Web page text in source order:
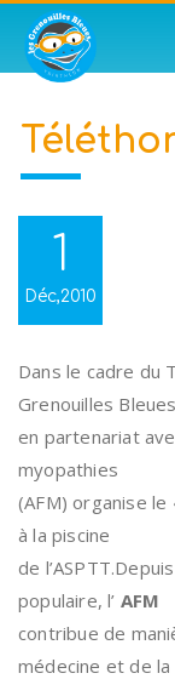
1
Déc,2010
Dans le cadre du
Grenouilles Bleues
en partenariat
myopathies
(AFM) organise
à la piscine
de
populaire, l’ AFM
contribue de
médecine et de la